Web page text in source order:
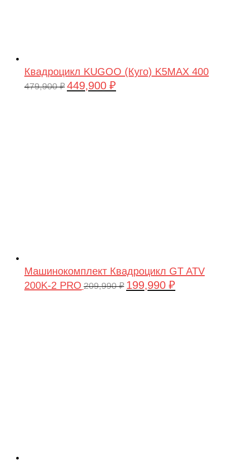
Квадроцикл KUGOO (Куго) K5MAX 400
479,900₽ Первоначальная
449,900 ₽
Машинокомплект Квадроцикл GT ATV
200K-2 PRO 209,990₽ Первоначальная
199,990 ₽